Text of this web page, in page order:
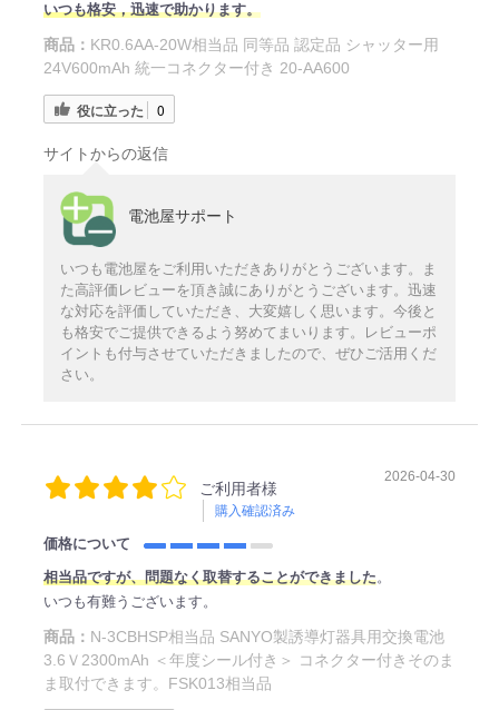
いつも格安，迅速で助かります。
商品： KR0.6AA-20W相当品 同等品 認定品 シャッター用
24V600mAh 統一コネクター付き 20-AA600
役に立った 0
サイトからの返信
電池屋サポート
いつも電池屋をご利用いただきありがとうございます。ま
た高評価レビューを頂き誠にありがとうございます。迅速
な対応を評価していただき、大変嬉しく思います。今後と
も格安でご提供できるよう努めてまいります。レビューポ
イントも付与させていただきましたので、ぜひご活用くだ
さい。
ご利用者様
購入確認済み
2026-04-30
価格について
相当品ですが、問題なく取替することができました。
いつも有難うございます。
商品： N-3CBHSP相当品 SANYO製誘導灯器具用交換電池
3.6Ｖ2300mAh ＜年度シール付き＞ コネクター付きそのま
ま取付できます。FSK013相当品